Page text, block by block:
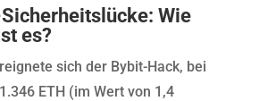
Wie
es?
sich der Bybit-Hack, bei
ETH (im Wert von 1,4